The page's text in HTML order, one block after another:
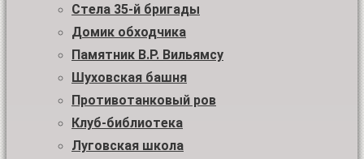
Стела 35-й бригады
Домик обходчика
Памятник В.Р. Вильямсу
Шуховская башня
Противотанковый ров
Клуб-библиотека
Луговская школа